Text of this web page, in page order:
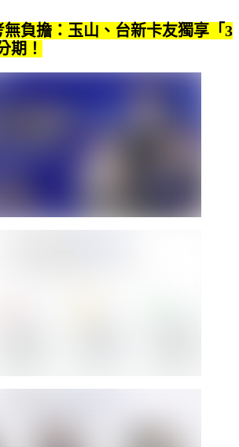
負擔：玉山、台新卡友獨享「3
期！